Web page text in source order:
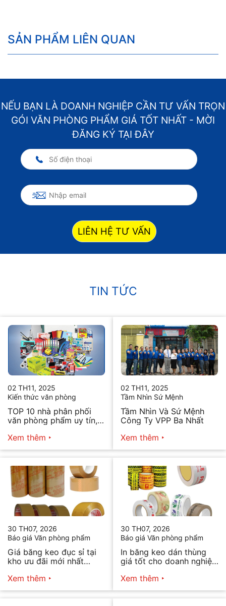
SẢN PHẨM LIÊN QUAN
NẾU BẠN LÀ DOANH NGHIỆP CẦN TƯ VẤN TRỌN
GÓI VĂN PHÒNG PHẨM GIÁ TỐT NHẤT - MỜI
ĐĂNG KÝ TẠI ĐÂY
LIÊN HỆ TƯ VẤN
TIN TỨC
02 TH11, 2025
Kiến thức văn phòng
TOP 10 nhà phân phối
văn phòng phẩm uy tín,
Xem thêm
02 TH11, 2025
Tầm Nhìn Sứ Mệnh
Tầm Nhìn Và Sứ Mệnh
Công Ty VPP Ba Nhất
Xem thêm
30 TH07, 2026
Báo giá Văn phòng phẩm
Giá băng keo đục sỉ tại
kho ưu đãi mới nhất
Xem thêm
30 TH07, 2026
Báo giá Văn phòng phẩm
In băng keo dán thùng
giá tốt cho doanh nghiệp
Xem thêm